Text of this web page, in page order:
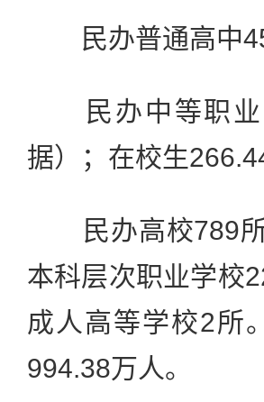
民办普通高中
民办中等职业
据）；在校生
民办高校789所
本科层次职业学校
成人高等学校2所
994.38万人。